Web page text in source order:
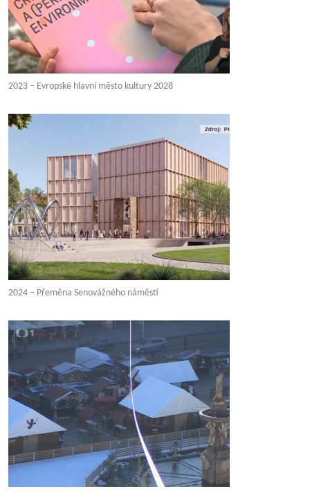
2023 – Evropské hlavní město kultury 2028
2024 – Přeměna Senovážného náměstí